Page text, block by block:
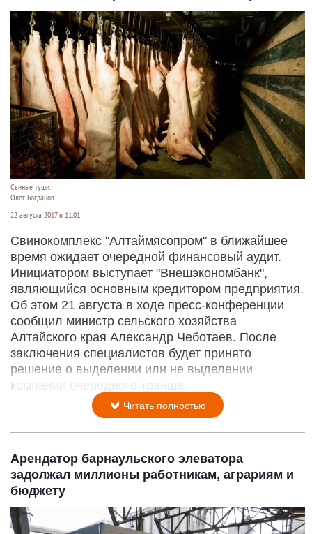
Свиные туши.
Олег Богданов
22 августа 2017 в 11:01
Свинокомплекс "Алтаймясопром" в ближайшее
время ожидает очередной финансовый аудит.
Инициатором выступает "Внешэкономбанк",
являющийся основным кредитором предприятия.
Об этом 21 августа в ходе пресс-конференции
сообщил министр сельского хозяйства
Алтайского края Александр Чеботаев. После
заключения специалистов будет принято
решение о выделении или не выделении
компании очередного транша.
Читать полностью
Арендатор барнаульского элеватора
задолжал миллионы работникам, аграриям и
бюджету